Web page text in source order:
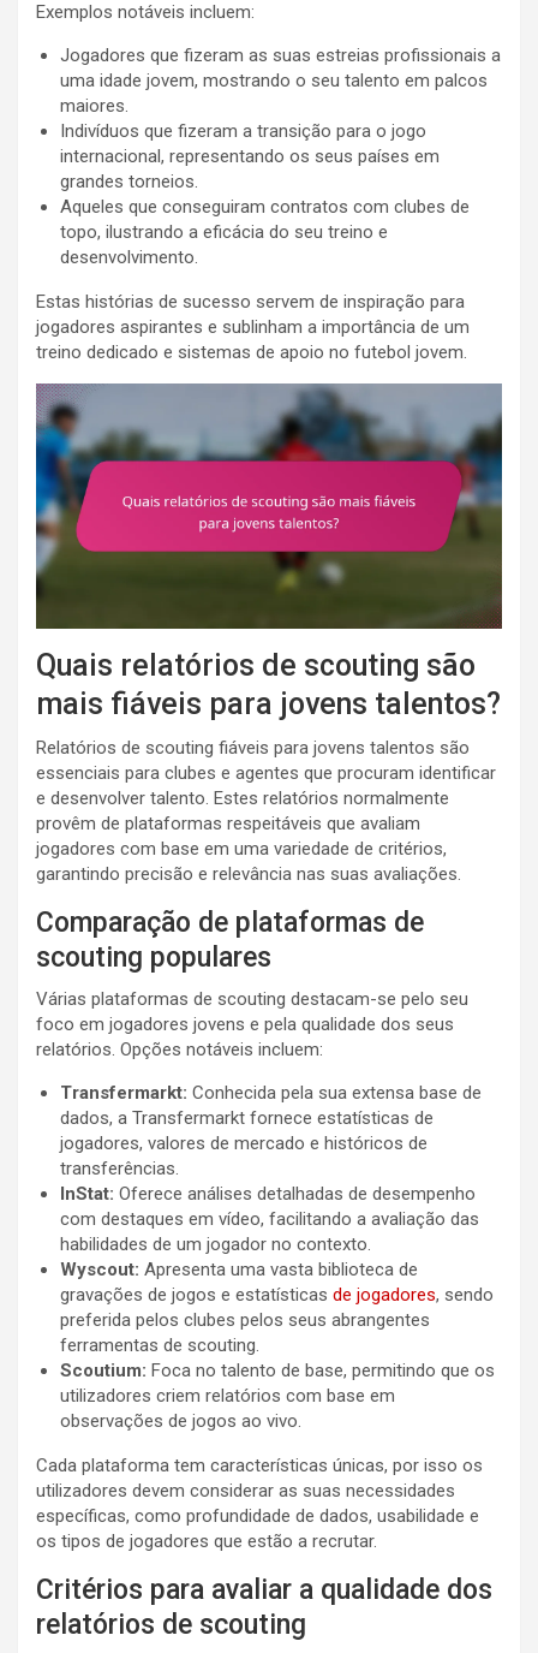
Exemplos notáveis incluem:
Jogadores que fizeram as suas estreias profissionais a
uma idade jovem, mostrando o seu talento em palcos
maiores.
Indivíduos que fizeram a transição para o jogo
internacional, representando os seus países em
grandes torneios.
Aqueles que conseguiram contratos com clubes de
topo, ilustrando a eficácia do seu treino e
desenvolvimento.
Estas histórias de sucesso servem de inspiração para
jogadores aspirantes e sublinham a importância de um
treino dedicado e sistemas de apoio no futebol jovem.
Quais relatórios de scouting são
mais fiáveis para jovens talentos?
Relatórios de scouting fiáveis para jovens talentos são
essenciais para clubes e agentes que procuram identificar
e desenvolver talento. Estes relatórios normalmente
provêm de plataformas respeitáveis que avaliam
jogadores com base em uma variedade de critérios,
garantindo precisão e relevância nas suas avaliações.
Comparação de plataformas de
scouting populares
Várias plataformas de scouting destacam-se pelo seu
foco em jogadores jovens e pela qualidade dos seus
relatórios. Opções notáveis incluem:
Transfermarkt: Conhecida pela sua extensa base de
dados, a Transfermarkt fornece estatísticas de
jogadores, valores de mercado e históricos de
transferências.
InStat: Oferece análises detalhadas de desempenho
com destaques em vídeo, facilitando a avaliação das
habilidades de um jogador no contexto.
Wyscout: Apresenta uma vasta biblioteca de
gravações de jogos e estatísticas de jogadores, sendo
preferida pelos clubes pelos seus abrangentes
ferramentas de scouting.
Scoutium: Foca no talento de base, permitindo que os
utilizadores criem relatórios com base em
observações de jogos ao vivo.
Cada plataforma tem características únicas, por isso os
utilizadores devem considerar as suas necessidades
específicas, como profundidade de dados, usabilidade e
os tipos de jogadores que estão a recrutar.
Critérios para avaliar a qualidade dos
relatórios de scouting